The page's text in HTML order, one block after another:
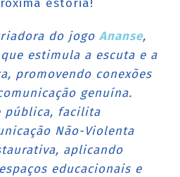
do jogo Ananse,
estimula a escuta e a
promovendo conexões
genuína.
pública, facilita
Não-Violenta
aplicando
educacionais e